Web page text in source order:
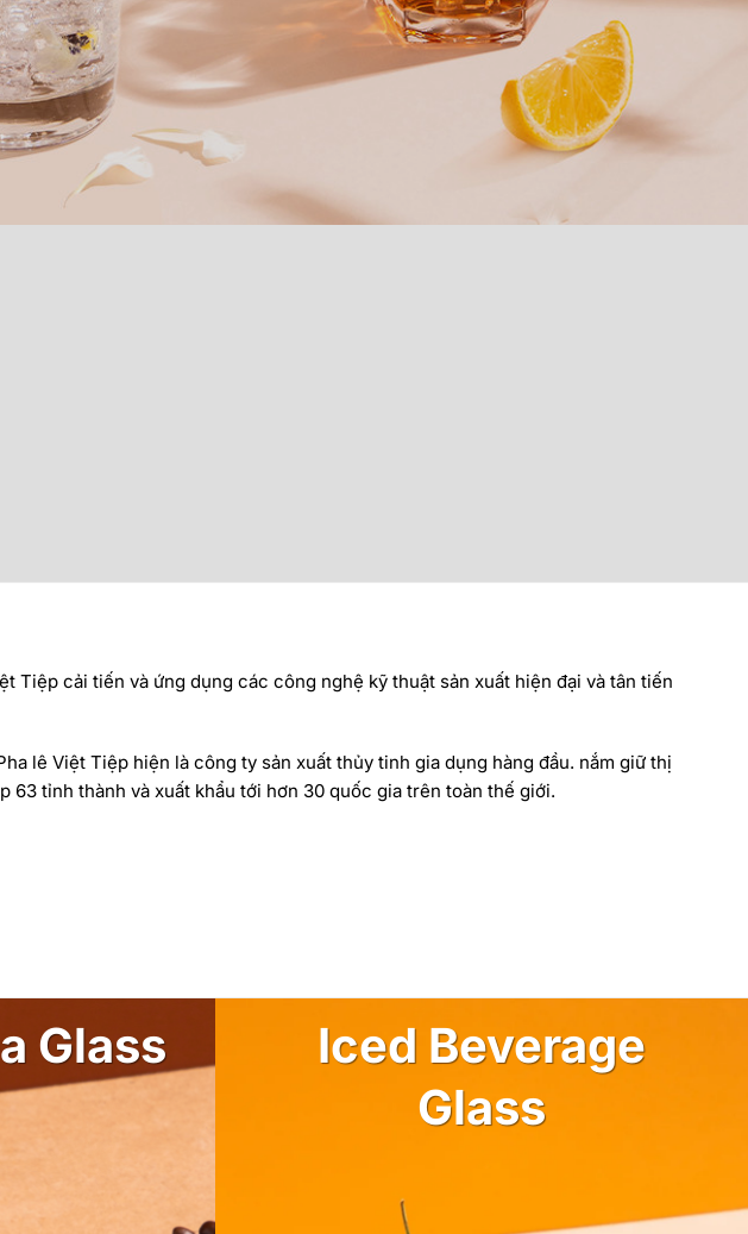
Tiệp cải tiến và ứng dụng các công nghệ kỹ thuật sản xuất hiện đại và tân tiến
lê Việt Tiệp hiện là công ty sản xuất thủy tinh gia dụng hàng đầu. nắm giữ thị
63 tỉnh thành và xuất khẩu tới hơn 30 quốc gia trên toàn thế giới.
Glass
Iced Beverage
Glass